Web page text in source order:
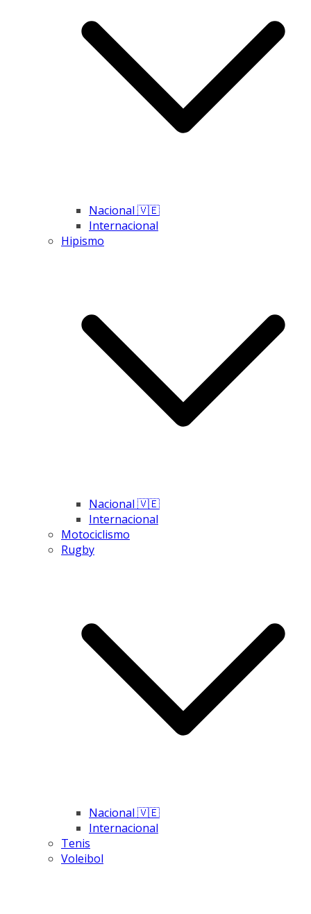
Nacional 🇻🇪
Internacional
Hipismo
Nacional 🇻🇪
Internacional
Motociclismo
Rugby
Nacional 🇻🇪
Internacional
Tenis
Voleibol